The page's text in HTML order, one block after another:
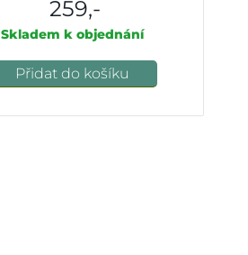
259,-
Skladem k objednání
Přidat do košíku